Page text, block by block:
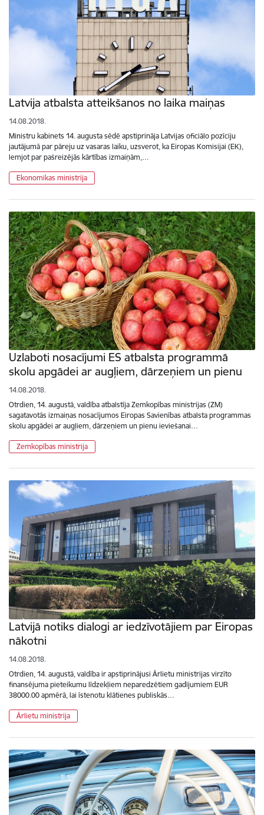
Latvija atbalsta atteikšanos no laika maiņas
14.08.2018.
Ministru kabinets 14. augusta sēdē apstiprināja Latvijas oficiālo pozīciju
jautājumā par pāreju uz vasaras laiku, uzsverot, ka Eiropas Komisijai (EK),
lemjot par pašreizējās kārtības izmaiņām,…
Ekonomikas ministrija
Uzlaboti nosacījumi ES atbalsta programmā
skolu apgādei ar augļiem, dārzeņiem un pienu
14.08.2018.
Otrdien, 14. augustā, valdība atbalstīja Zemkopības ministrijas (ZM)
sagatavotās izmaiņas nosacījumos Eiropas Savienības atbalsta programmas
skolu apgādei ar augļiem, dārzeņiem un pienu ieviešanai…
Zemkopības ministrija
Latvijā notiks dialogi ar iedzīvotājiem par Eiropas
nākotni
14.08.2018.
Otrdien, 14. augustā, valdība ir apstiprinājusi Ārlietu ministrijas virzīto
finansējuma pieteikumu līdzekļiem neparedzētiem gadījumiem EUR
38000.00 apmērā, lai īstenotu klātienes publiskās…
Ārlietu ministrija